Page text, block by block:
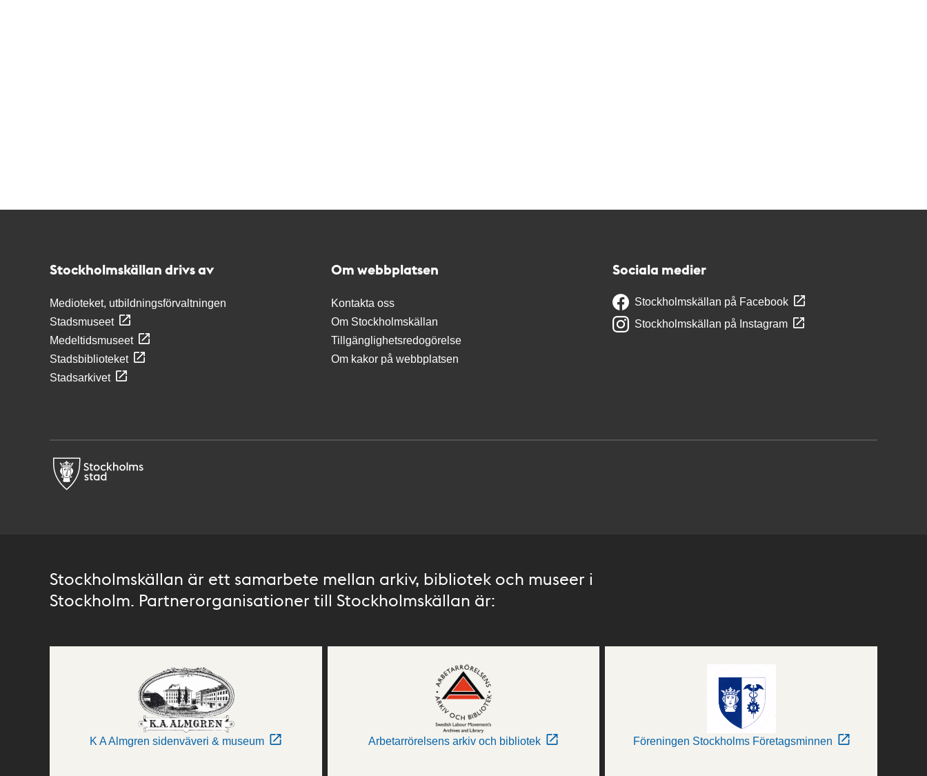
Stockholmskällan drivs av
Medioteket, utbildningsförvaltningen
Stadsmuseet
Medeltidsmuseet
Stadsbiblioteket
Stadsarkivet
Om webbplatsen
Kontakta oss
Om Stockholmskällan
Tillgänglighetsredogörelse
Om kakor på webbplatsen
Sociala medier
Stockholmskällan på Facebook
Stockholmskällan på Instagram
Stockholmskällan är ett samarbete mellan arkiv, bibliotek och museer i
Stockholm. Partnerorganisationer till Stockholmskällan är:
K A Almgren sidenväveri & museum Arbetarrörelsens arkiv och bibliotek Föreningen Stockholms Företagsminnen